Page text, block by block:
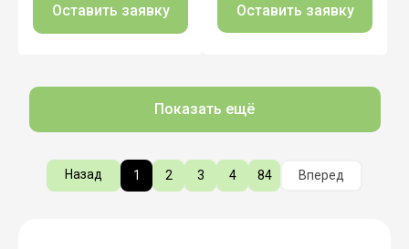
Оставить заявку Оставить заявку
Показать ещё
Назад 1 2 3 4 84 Вперед